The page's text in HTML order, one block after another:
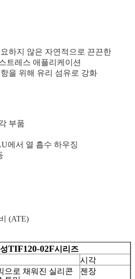
하지 않은 자연적으로 끈끈한
트레스 애플리케이션
을 위해 유리 섬유로 강화
부품
에서 열 흡수 하우징
(ATE)
TIF120-02F시리즈
시각
으로 채워진 실리콘
젠장